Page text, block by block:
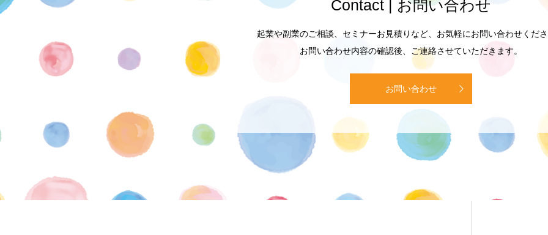
Contact | お問い合わせ
起業や副業のご相談、セミナーお見積りなど、お気軽にお問い合わせくだ
お問い合わせ内容の確認後、ご連絡させていただきます。
お問い合わせ